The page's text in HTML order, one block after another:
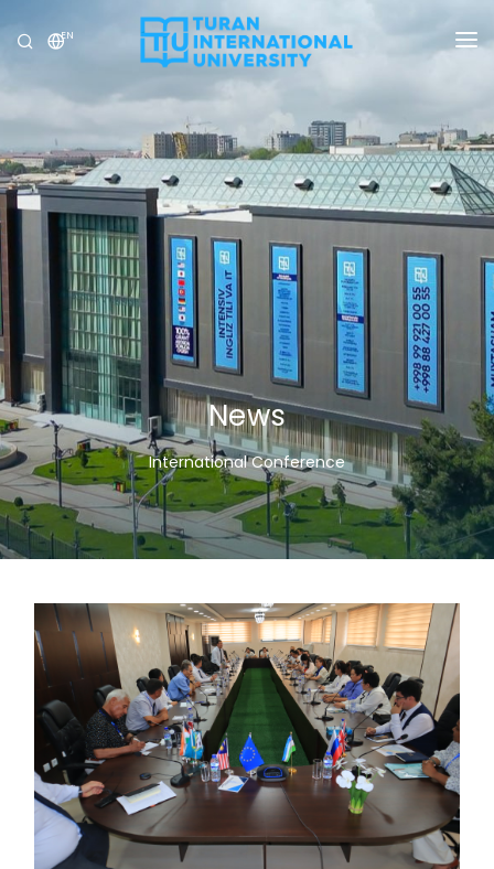
EN
UNIVERSITY
PROGRAMS
ADMISSION
RESEARCH
INTERNATIONAL
OLYMPICS
News
International Conference